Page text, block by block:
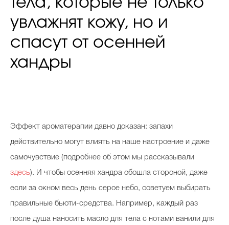
увлажнят кожу, но и
спасут от осенней
хандры
Эффект ароматерапии давно доказан: запахи
действительно могут влиять на наше настроение и даже
самочувствие (подробнее об этом мы рассказывали
здесь). И чтобы осенняя хандра обошла стороной, даже
если за окном весь день серое небо, советуем выбирать
правильные бьюти-средства. Например, каждый раз
после душа наносить масло для тела с нотами ванили для